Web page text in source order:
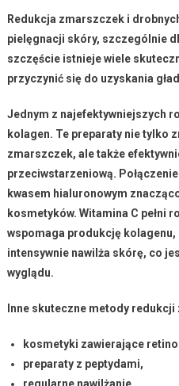
Redukcja zmarszczeki
pielęgnacji skóry, szczególnie
szczęście istnieje wiele
przyczynić się do uzyskania
Jednym z najefektywniejszych
kolagen. Te preparaty nie tylko
zmarszczek, ale także
przeciwstarzeniową.
kwasem hialuronowym
kosmetyków. Witamina C pełni
wspomaga produkcję
intensywnie nawilża skórę, co
wyglądu.
Inne skuteczne metody
kosmetyki zawierające retinol
preparaty z peptydami,
regularne nawilżanie,